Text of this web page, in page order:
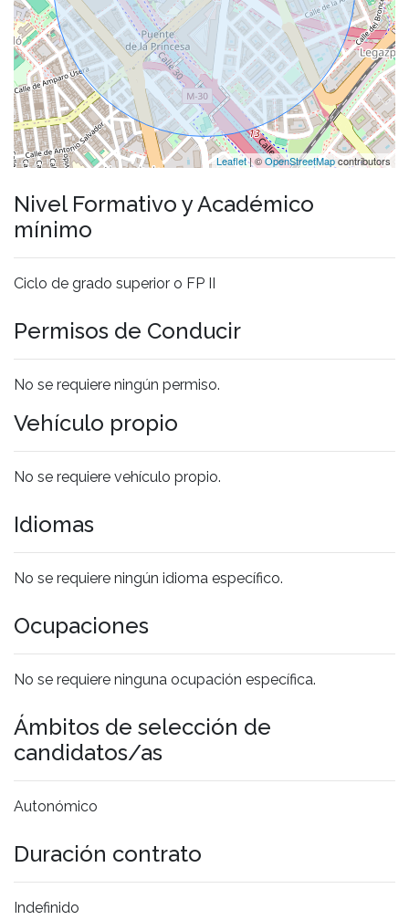
Leaflet| ©OpenStreetMapcontributors
Nivel Formativo y Académico
mínimo
Ciclo de grado superior o FP II
Permisos de Conducir
No se requiere ningún permiso.
Vehículo propio
No se requiere vehículo propio.
Idiomas
No se requiere ningún idioma específico.
Ocupaciones
No se requiere ninguna ocupación específica.
Ámbitos de selección de
candidatos/as
Autonómico
Duración contrato
Indefinido